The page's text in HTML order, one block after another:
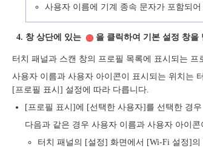
사용자 이름에 기계 종속 문자가 포함되
창 상단에 있는 을 클릭하여 기본 설정 창을
터치 패널과 스캔 창의 프로필 목록에 표시되는 프
사용자 이름과 사용자 아이콘이 표시되는 위치는
[프로필 표시] 설정에 따라 다릅니다.
[프로필 표시]에 [선택한 사용자]를 선택한 경우
다음과 같은 경우 사용자 이름과 사용자 아이
터치 패널의 [설정] 화면에서 [Wi-Fi 설정]